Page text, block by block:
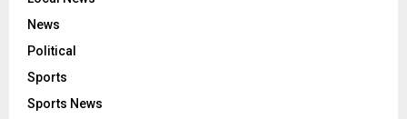
News
Political
Sports
Sports News